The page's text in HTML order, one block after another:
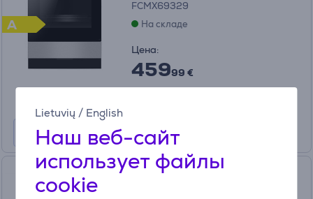
Lietuvių / English
Наш веб-сайт
использует файлы
cookie
A
FCMX69329
На складе
Цена:
45999 €
Hansa, 62 л, белый -